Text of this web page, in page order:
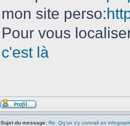
mon site perso:
Pour vous
c'est là
Sujet du message: Re: Qq'un s'y connait en